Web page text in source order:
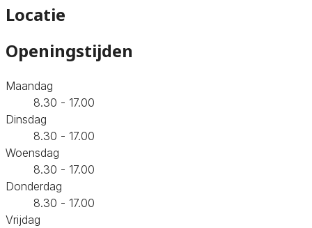
Locatie
Openingstijden
Maandag
8.30 - 17.00
Dinsdag
8.30 - 17.00
Woensdag
8.30 - 17.00
Donderdag
8.30 - 17.00
Vrijdag